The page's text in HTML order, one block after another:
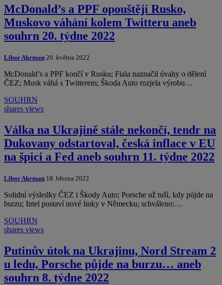
McDonald’s a PPF opouštějí Rusko,
Muskovo váhání kolem Twitteru aneb
souhrn 20. týdne 2022
Libor Akrman 20. května 2022
McDonald’s a PPF končí v Rusku; Fiala naznačil úvahy o dělení
ČEZ; Musk váhá s Twitterem; Škoda Auto rozjela výrobu…
SOUHRN
shares views
Válka na Ukrajině stále nekončí, tendr na
Dukovany odstartoval, česká inflace v EU
na špici a Fed aneb souhrn 11. týdne 2022
Libor Akrman 18. března 2022
Solidní výsledky ČEZ i Škody Auto; Porsche už tuší, kdy půjde na
burzu; Intel postaví nové linky v Německu; schváleno:…
SOUHRN
shares views
Putinův útok na Ukrajinu, Nord Stream 2
u ledu, Porsche půjde na burzu… aneb
souhrn 8. týdne 2022